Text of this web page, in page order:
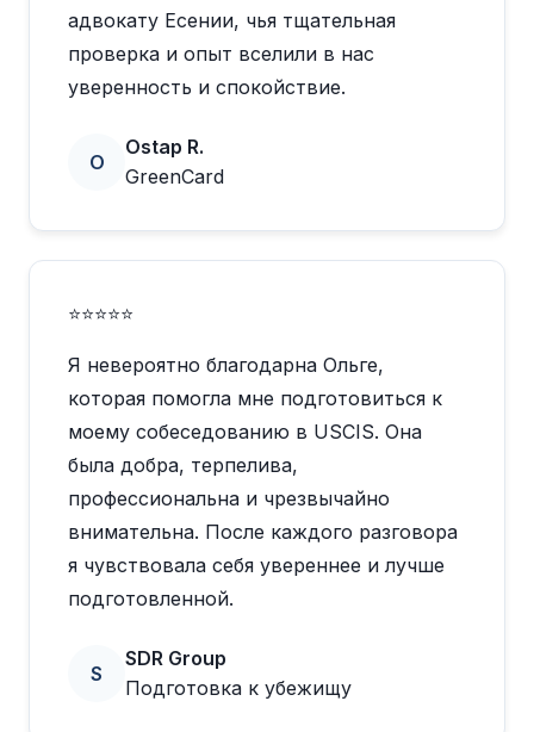
адвокату Есении, чья тщательная
проверка и опыт вселили в нас
уверенность и спокойствие.
O
Ostap R.
GreenCard
⭐⭐⭐⭐⭐
Я невероятно благодарна Ольге,
которая помогла мне подготовиться к
моему собеседованию в USCIS. Она
была добра, терпелива,
профессиональна и чрезвычайно
внимательна. После каждого разговора
я чувствовала себя увереннее и лучше
подготовленной.
S
SDR Group
Подготовка к убежищу